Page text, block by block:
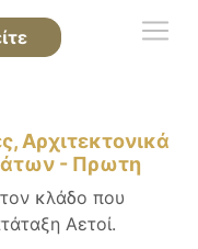
Αρχιτεκτονικά
- Πρωτη
τον κλάδο που
Αετοί.